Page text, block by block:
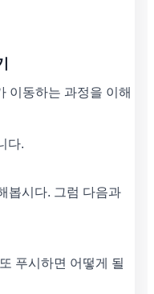
이동하는 과정을 이해
다.
봅시다. 그럼 다음과
푸시하면 어떻게 될